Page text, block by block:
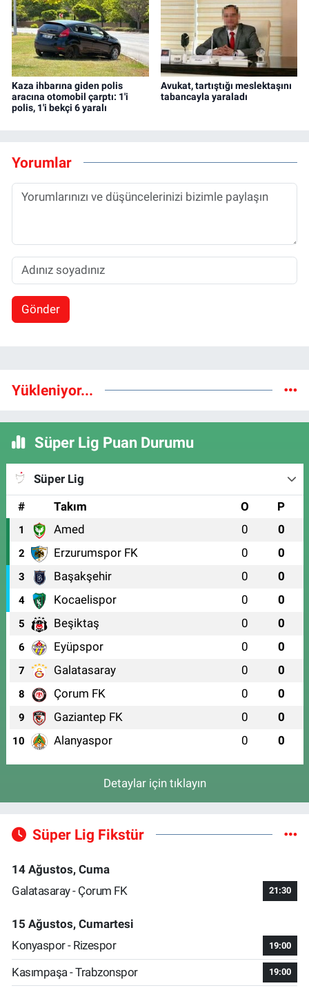
Kaza ihbarına giden polis
aracına otomobil çarptı: 1'i
polis, 1'i bekçi 6 yaralı
Avukat, tartıştığı meslektaşını
tabancayla yaraladı
Yorumlar
Gönder
Yükleniyor...
Süper Lig Puan Durumu
Süper Lig
#
Takım O P
1 Amed 0 0
2 Erzurumspor FK 0 0
3 Başakşehir 0 0
4 Kocaelispor 0 0
5 Beşiktaş 0 0
6 Eyüpspor 0 0
7 Galatasaray 0 0
8 Çorum FK 0 0
9 Gaziantep FK 0 0
10 Alanyaspor 0 0
Detaylar için tıklayın
Süper Lig Fikstür
14 Ağustos, Cuma
Galatasaray - Çorum FK
21:30
15 Ağustos, Cumartesi
Konyaspor - Rizespor
19:00
Kasımpaşa - Trabzonspor 19:00